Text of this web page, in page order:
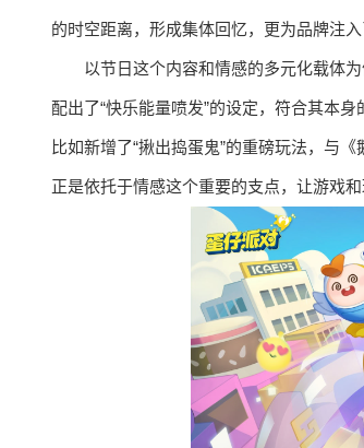
的时空距离，形成集体回忆，更为品牌注
以节日这个内容和情感的多元化载体
配出了“快乐能量喷发”的设定，符合其本
比如新增了“揪出捣蛋鬼”的重磅玩法，与
正是依托于情感这个重要的支点，让游戏和